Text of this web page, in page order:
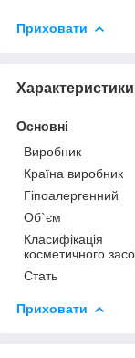
Приховати
Характеристики
Основні
Виробник
Країна виробник
Гіпоалергенний
Об`єм
Класифікація
косметичного
Стать
Приховати